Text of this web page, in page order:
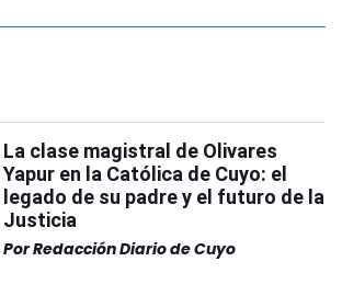
La clase magistral de Olivares
Yapur en la Católica de Cuyo: el
legado de su padre y el futuro de la
Justicia
PorRedacción Diario de Cuyo